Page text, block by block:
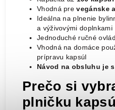
Vhodná prevegánske
Ideálna na plnenie
a výživovými doplnkami
Jednoduché ručné
Vhodná na domáce
prípravu kapsúl
Návod na obsluhu je
Prečo si
plničku